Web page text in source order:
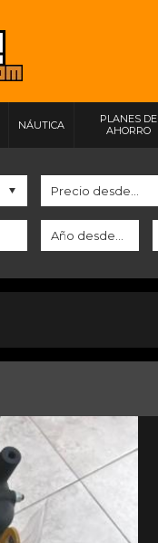
NÁUTICA
PLANES DE
AHORRO